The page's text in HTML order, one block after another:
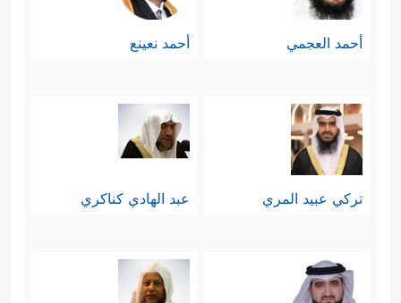
أحمد العجمي أحمد نعينع
تركي عبيد المري عبد الهادي كناكري